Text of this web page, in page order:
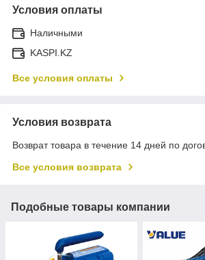
Условия оплаты
Наличными
KASPI.KZ
Все условия оплаты
Условия возврата
Возврат товара в течение 14 дней по
Все условия возврата
Подобные товары компании